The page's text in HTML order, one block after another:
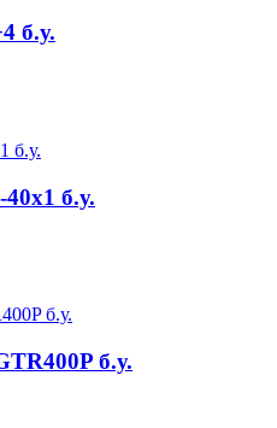
б.у.
б.у.
б.у.